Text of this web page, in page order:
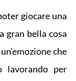
giocare una
gran bella cosa
che
lavorando per